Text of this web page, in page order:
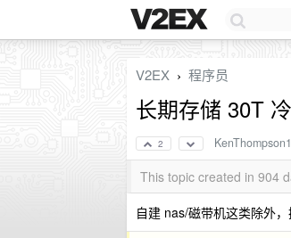
V2EX › 程序员
长期存储 30T
2
This topic created in 904
自建 nas/磁带机这类除外